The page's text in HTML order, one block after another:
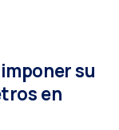
su
en